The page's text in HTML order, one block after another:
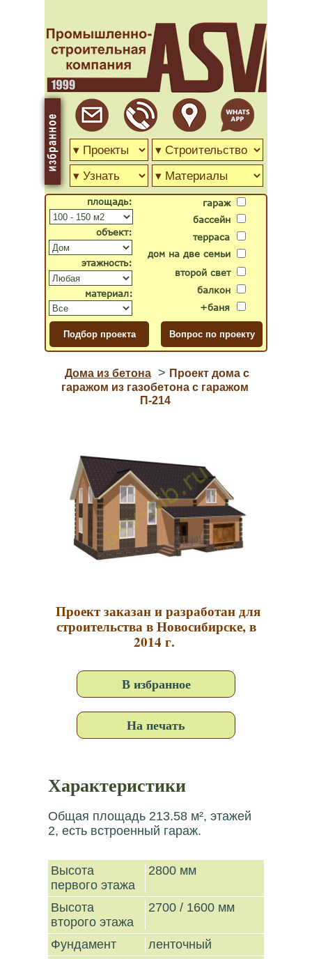
гараж
бассейн
второй свет
дом на две семьи
терраса
балкон
+баня
объект:
материал:
площадь:
этажность:
Дома из бетона > Проект дома с
гаражом из газобетона с гаражом
П-214
Проект заказан и разработан для
строительства в Новосибирске, в
2014 г.
В избранное
На печать
Характеристики
Общая площадь 213.58 м², этажей
2, есть встроенный гараж.
Высота
первого этажа
2800 мм
Высота
второго этажа
2700 / 1600 мм
Фундамент
ленточный